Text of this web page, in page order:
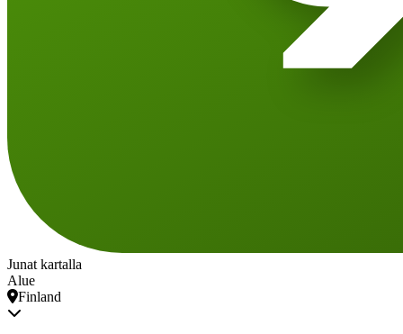
Junat kartalla
Alue
Finland